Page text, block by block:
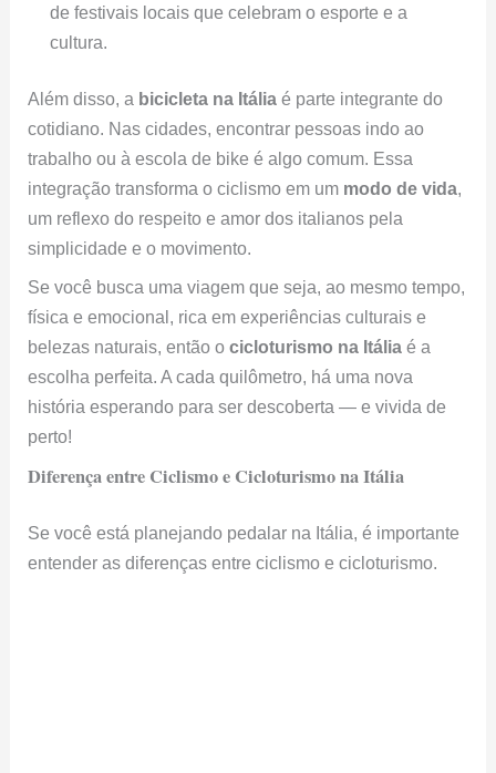
de festivais locais que celebram o esporte e a
cultura.
Além disso, a bicicleta na Itália é parte integrante do
cotidiano. Nas cidades, encontrar pessoas indo ao
trabalho ou à escola de bike é algo comum. Essa
integração transforma o ciclismo em um modo de vida,
um reflexo do respeito e amor dos italianos pela
simplicidade e o movimento.
Se você busca uma viagem que seja, ao mesmo tempo,
física e emocional, rica em experiências culturais e
belezas naturais, então ocicloturismo na Itália é a
escolha perfeita. A cada quilômetro, há uma nova
história esperando para ser descoberta — e vivida de
perto!
Diferença entre Ciclismo e Cicloturismo na Itália
Se você está planejando pedalar na Itália, é importante
entender as diferenças entre ciclismo e cicloturismo.